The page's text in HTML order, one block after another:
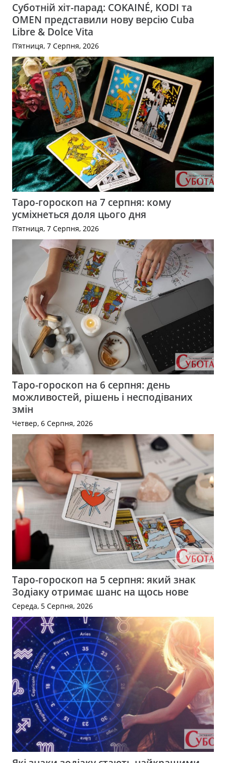
Суботній хіт-парад: COKAINÉ, KODI та
OMEN представили нову версію Cuba
Libre & Dolce Vita
П’ятниця, 7 Серпня, 2026
Таро-гороскоп на 7 серпня: кому
усміхнеться доля цього дня
П’ятниця, 7 Серпня, 2026
Таро-гороскоп на 6 серпня: день
можливостей, рішень і несподіваних
змін
Четвер, 6 Серпня, 2026
Таро-гороскоп на 5 серпня: який знак
Зодіаку отримає шанс на щось нове
Середа, 5 Серпня, 2026